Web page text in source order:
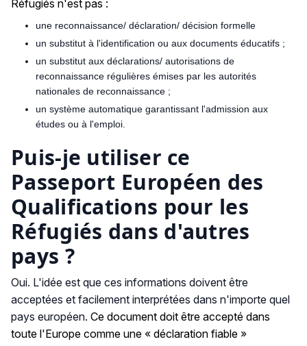
Réfugiés n'est pas :
une reconnaissance/ déclaration/ décision formelle
un substitut à l'identification ou aux documents éducatifs ;
un substitut aux déclarations/ autorisations de
reconnaissance régulières émises par les autorités
nationales de reconnaissance ;
un système automatique garantissant l'admission aux
études ou à l'emploi.
Puis-je utiliser ce
Passeport Européen des
Qualifications pour les
Réfugiés dans d'autres
pays ?
Oui. L'idée est que ces informations doivent être
acceptées et facilement interprétées dans n'importe quel
pays européen. Ce document doit être accepté dans
toute l'Europe comme une « déclaration fiable »